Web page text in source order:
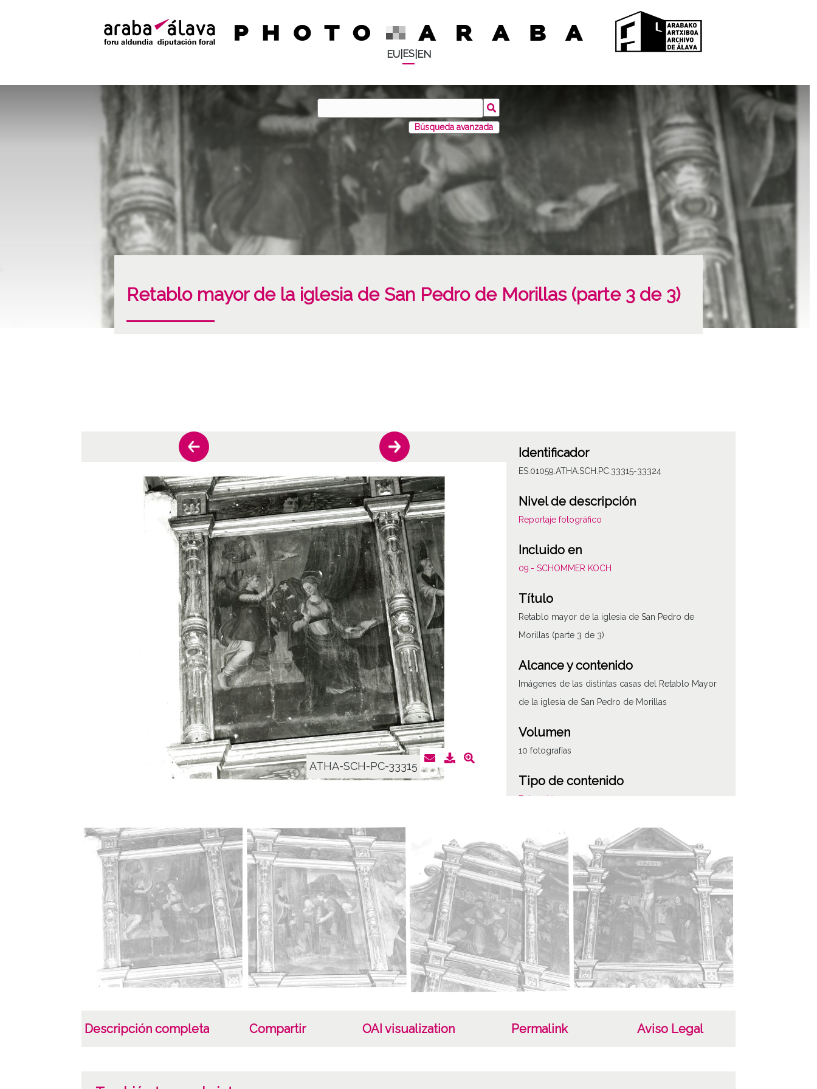
EU| ES| EN
Búsqueda avanzada
Retablo mayor de la iglesia de San Pedro de Morillas (parte 3 de 3)
ATHA-SCH-PC-33315
Identificador
ES.01059.ATHA.SCH.PC.33315-33324
Nivel de descripción
Reportaje fotográfico
Incluido en
09.- SCHOMMER KOCH
Título
Retablo mayor de la iglesia de San Pedro de
Morillas (parte 3 de 3)
Alcance y contenido
Imágenes de las distintas casas del Retablo Mayor
de la iglesia de San Pedro de Morillas
Volumen
10 fotografías
Tipo de contenido
Fotográfico
Características del soporte
C
Fecha
19620000
1962 aproximadamente
Lugar
Morillas
Persona
Descripción completa Compartir OAI visualization Permalink Aviso Legal